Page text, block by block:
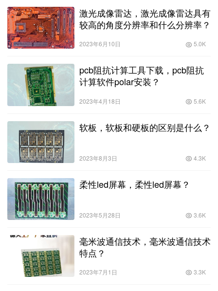
激光成像雷达，激光成像雷达具有
较高的角度分辨率和什么分辨率？
2023年6月10日 5.0K
pcb阻抗计算工具下载，pcb阻抗
计算软件polar安装？
2023年4月18日 5.6K
软板，软板和硬板的区别是什么？
2023年8月3日 4.3K
柔性led屏幕，柔性led屏幕？
2023年5月28日 3.6K
毫米波通信技术，毫米波通信技术
特点？
2023年7月1日 3.3K